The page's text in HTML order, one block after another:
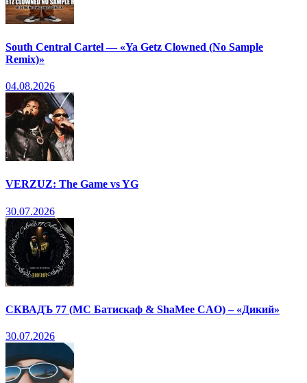
South Central Cartel — «Ya Getz Clowned (No Sample
Remix)»
04.08.2026
VERZUZ: The Game vs YG
30.07.2026
СКВАДЪ 77 (МС Батискаф & ShaMee CAO) – «Дикий»
30.07.2026